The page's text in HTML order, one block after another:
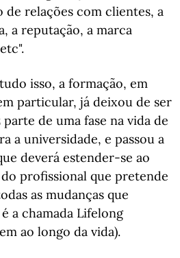
de relações com clientes, a
a reputação, a marca
isso, a formação, em
particular, já deixou de ser
de uma fase na vida de
a universidade, e passou a
deverá estender-se ao
profissional que pretende
as mudanças que
a chamada Lifelong
ao longo da vida).